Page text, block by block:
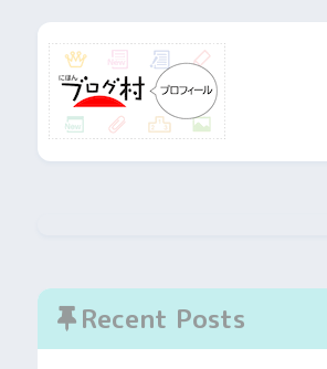
Recent Posts